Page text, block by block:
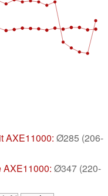
AXE11000: Ø285 (206-
AXE11000: Ø347 (220-